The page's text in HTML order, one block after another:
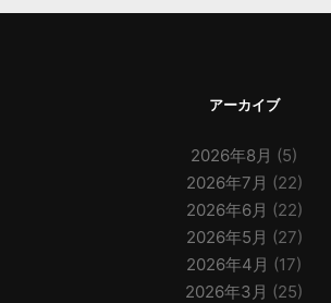
アーカイブ
2026年8月 (5)
2026年7月 (22)
2026年6月 (22)
2026年5月 (27)
2026年4月 (17)
2026年3月 (25)